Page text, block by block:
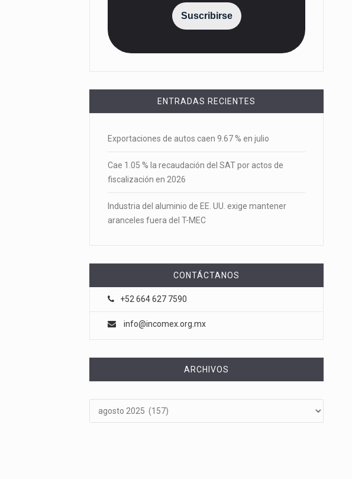
Suscribirse
ENTRADAS RECIENTES
Exportaciones de autos caen 9.67 % en julio
Cae 1.05 % la recaudación del SAT por actos de
fiscalización en 2026
Industria del aluminio de EE. UU. exige mantener
aranceles fuera del T-MEC
CONTÁCTANOS
+52 664 627 7590
info@incomex.org.mx
ARCHIVOS